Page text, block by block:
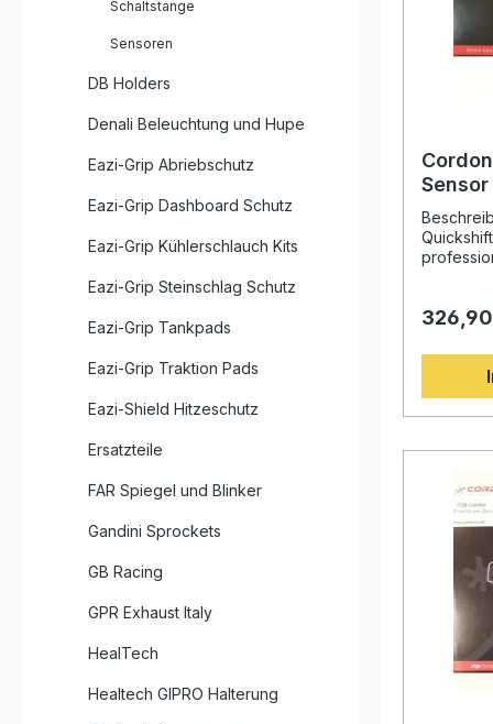
Schaltstange
Sensoren
DB Holders
Denali Beleuchtung und Hupe
Eazi-Grip Abriebschutz
Eazi-Grip Dashboard Schutz
Eazi-Grip Kühlerschlauch Kits
Eazi-Grip Steinschlag Schutz
Eazi-Grip Tankpads
Eazi-Grip Traktion Pads
Eazi-Shield Hitzeschutz
Ersatzteile
FAR Spiegel und Blinker
Gandini Sprockets
GB Racing
GPR Exhaust Italy
HealTech
Healtech GIPRO Halterung
KIT
ECU-
für
Strain-
der
als
in
sorgt für
unter
Produkt